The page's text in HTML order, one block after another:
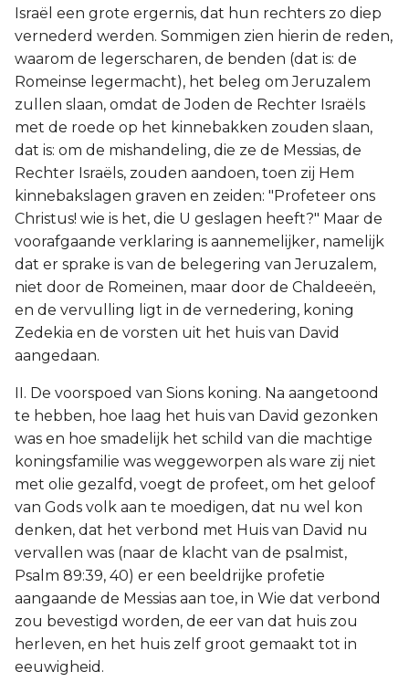
Israël een grote ergernis, dat hun rechters zo diep
vernederd werden. Sommigen zien hierin de reden,
waarom de legerscharen, de benden (dat is: de
Romeinse legermacht), het beleg om Jeruzalem
zullen slaan, omdat de Joden de Rechter Israëls
met de roede op het kinnebakken zouden slaan,
dat is: om de mishandeling, die ze de Messias, de
Rechter Israëls, zouden aandoen, toen zij Hem
kinnebakslagen graven en zeiden: "Profeteer ons
Christus! wie is het, die U geslagen heeft?" Maar de
voorafgaande verklaring is aannemelijker, namelijk
dat er sprake is van de belegering van Jeruzalem,
niet door de Romeinen, maar door de Chaldeeën,
en de vervulling ligt in de vernedering, koning
Zedekia en de vorsten uit het huis van David
aangedaan.
II. De voorspoed van Sions koning. Na aangetoond
te hebben, hoe laag het huis van David gezonken
was en hoe smadelijk het schild van die machtige
koningsfamilie was weggeworpen als ware zij niet
met olie gezalfd, voegt de profeet, om het geloof
van Gods volk aan te moedigen, dat nu wel kon
denken, dat het verbond met Huis van David nu
vervallen was (naar de klacht van de psalmist,
Psalm 89:39, 40) er een beeldrijke profetie
aangaande de Messias aan toe, in Wie dat verbond
zou bevestigd worden, de eer van dat huis zou
herleven, en het huis zelf groot gemaakt tot in
eeuwigheid.